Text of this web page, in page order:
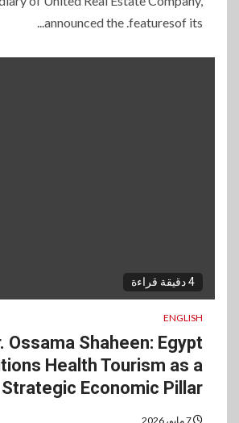
announced the .featuresof its...
4 دقيقة قراءة
ENGLISH
Ossama Shaheen: Egypt
Health Tourism as a
Strategic Economic Pillar